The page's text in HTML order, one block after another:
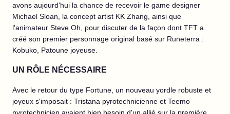
avons aujourd'hui la chance de recevoir le game designer
Michael Sloan, la concept artist KK Zhang, ainsi que
l'animateur Steve Oh, pour discuter de la façon dont TFT a
créé son premier personnage original basé sur Runeterra :
Kobuko, Patoune joyeuse.
UN RÔLE NÉCESSAIRE
Avec le retour du type Fortune, un nouveau yordle robuste et
joyeux s'imposait : Tristana pyrotechnicienne et Teemo